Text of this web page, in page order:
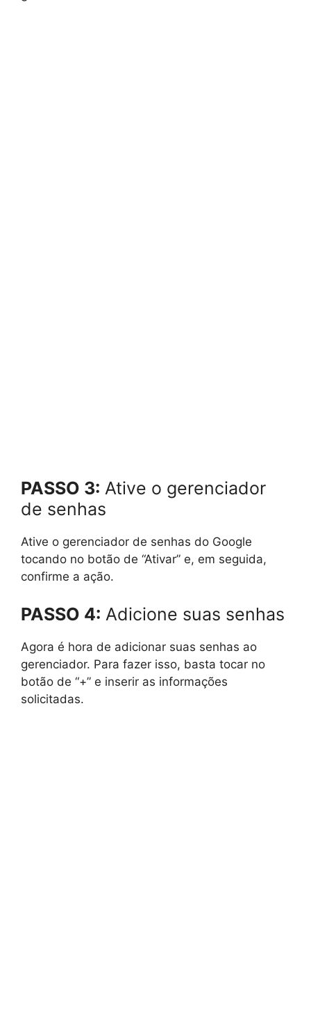
PASSO 3: Ative o gerenciador
de senhas
Ative o gerenciador de senhas do Google
tocando no botão de “Ativar” e, em seguida,
confirme a ação.
PASSO 4: Adicione suas senhas
Agora é hora de adicionar suas senhas ao
gerenciador. Para fazer isso, basta tocar no
botão de “+” e inserir as informações
solicitadas.